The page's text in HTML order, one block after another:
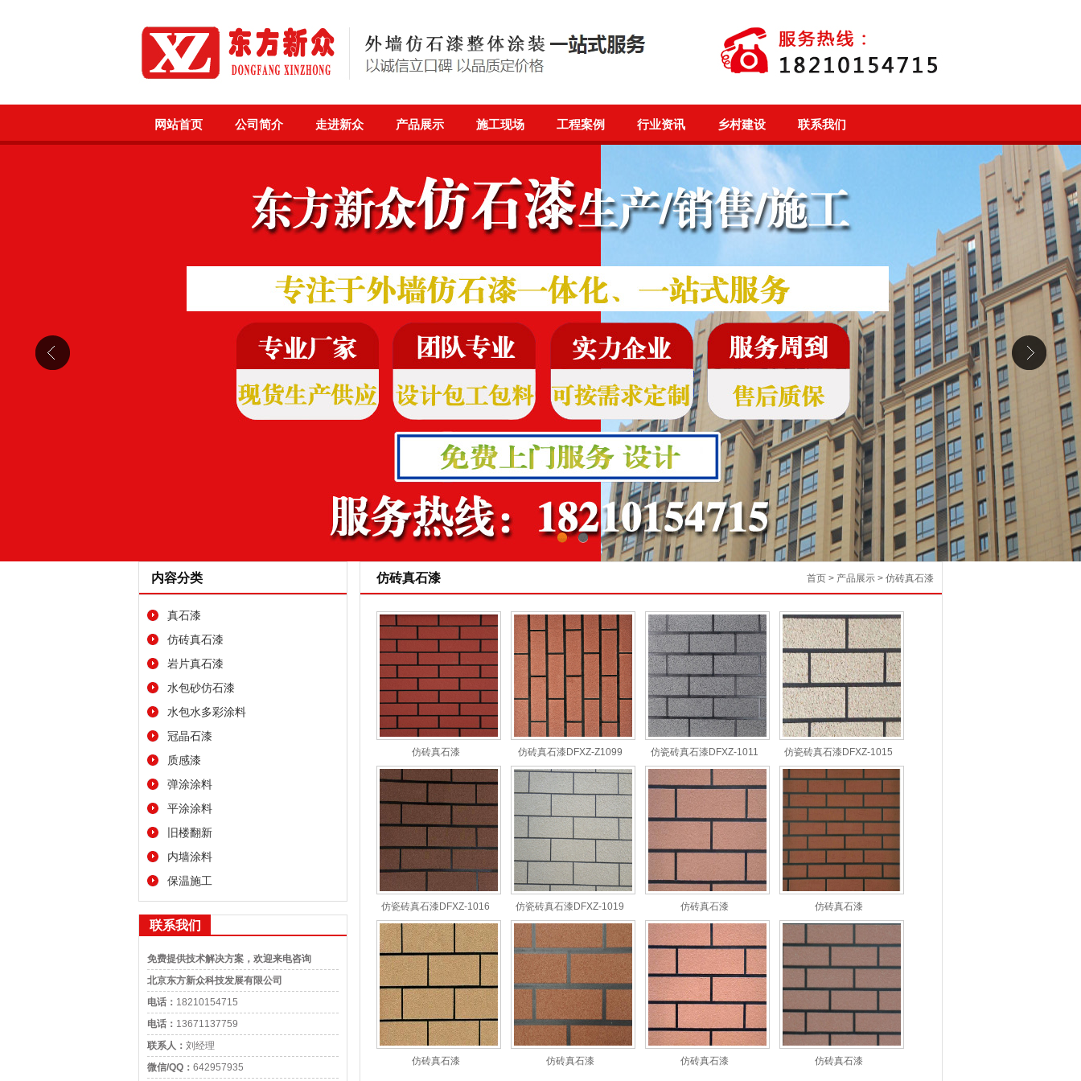
网站首页 公司简介 走进新众 产品展示 施工现场 工程案例 行业资讯 乡村建设 联系我们
内容分类
真石漆
仿砖真石漆
岩片真石漆
水包砂仿石漆
水包水多彩涂料
冠晶石漆
质感漆
弹涂涂料
平涂涂料
旧楼翻新
内墙涂料
保温施工
联系我们
免费提供技术解决方案，欢迎来电咨询
北京东方新众科技发展有限公司
电话： 18210154715
电话： 13671137759
联系人： 刘经理
微信/QQ： 642957935
仿砖真石漆 首页 > 产品展示 > 仿砖真石漆
仿砖真石漆 仿砖真石漆DFXZ-Z1099 仿瓷砖真石漆DFXZ-1011 仿瓷砖真石漆DFXZ-1015
仿瓷砖真石漆DFXZ-1016 仿瓷砖真石漆DFXZ-1019 仿砖真石漆 仿砖真石漆
仿砖真石漆 仿砖真石漆 仿砖真石漆 仿砖真石漆